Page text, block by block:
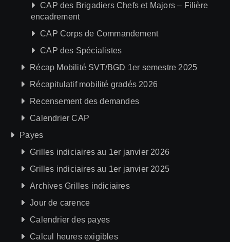
CAP des Brigadiers Chefs et Majors – Filière
encadrement
CAP Corps de Commandement
CAP des Spécialistes
Récap Mobilité SVT/BGD 1er semestre 2025
Récapitulatif mobilité gradés 2026
Recensement des demandes
Calendrier CAP
Payes
Grilles indiciaires au 1er janvier 2026
Grilles indiciaires au 1er janvier 2025
Archives Grilles indiciaires
Jour de carence
Calendrier des payes
Calcul heures exigibles